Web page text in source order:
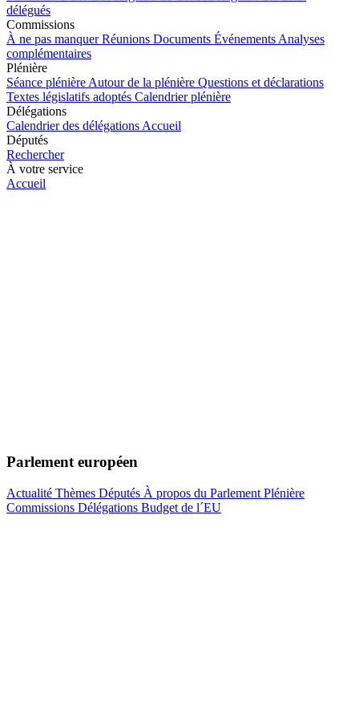
délégués
Commissions
À ne pas manquer Réunions Documents Événements Analyses
complémentaires
Plénière
Séance plénière Autour de la plénière Questions et déclarations
Textes législatifs adoptés Calendrier plénière
Délégations
Calendrier des délégations Accueil
Députés
Rechercher
À votre service
Accueil
Parlement européen
Actualité Thèmes Députés À propos du Parlement Plénière
Commissions Délégations Budget de l´EU